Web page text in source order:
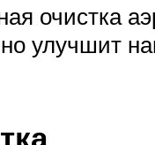
очистка
улучшит